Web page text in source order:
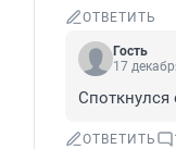
ОТВЕТИТЬ
Гость
17
Споткнулся
ОТВЕТИТЬ 1